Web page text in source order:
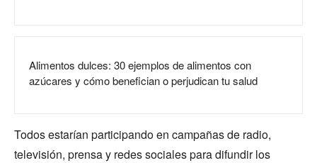
Alimentos dulces: 30 ejemplos de alimentos con
azúcares y cómo benefician o perjudican tu salud
Todos estarían participando en campañas de radio,
televisión, prensa y redes sociales para difundir los